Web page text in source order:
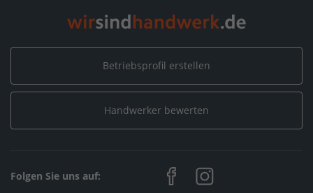
Betriebsprofil erstellen
Handwerker bewerten
Folgen Sie uns auf: